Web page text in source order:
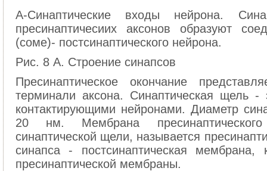
А-Синаптические входы нейрона.
пресинаптичесиих аксонов образуют
(соме)- постсинаптического нейрона.
Рис. 8 А. Строение синапсов
Пресинаптическое окончание
терминали аксона. Синаптическая щель
контактирующими нейронами. Диаметр
20 нм. Мембрана
синаптической щели, называется
синапса - постсинаптическая мембрана,
пресинаптической мембраны.